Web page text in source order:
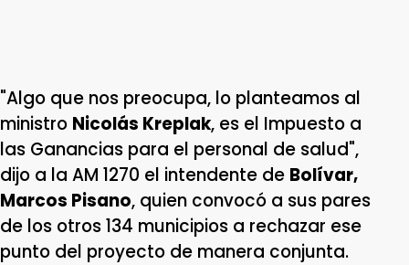
"Algo que nos preocupa, lo planteamos al
ministro Nicolás Kreplak, es el Impuesto a
las Ganancias para el personal de salud",
dijo a la AM 1270 el intendente de Bolívar,
Marcos Pisano, quien convocó a sus pares
de los otros 134 municipios a rechazar ese
punto del proyecto de manera conjunta.